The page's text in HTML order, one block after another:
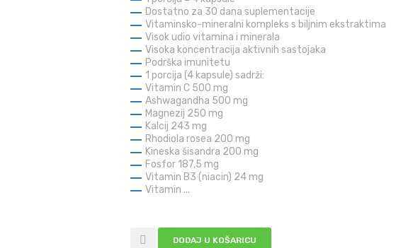
Dostatno za 30 dana suplementacije
Vitaminsko-mineralni kompleks s biljnim ekstraktima
Visok udio vitamina i minerala
Visoka koncentracija aktivnih sastojaka
Podrška imunitetu
1 porcija (4 kapsule) sadrži:
Vitamin C 500 mg
Ashwagandha 500 mg
Magnezij 250 mg
Kalcij 243 mg
Rhodiola rosea 200 mg
Kineska šisandra 200 mg
Fosfor 187,5 mg
Vitamin B3 (niacin) 24 mg
Vitamin ...
DODAJ U KOŠARICU